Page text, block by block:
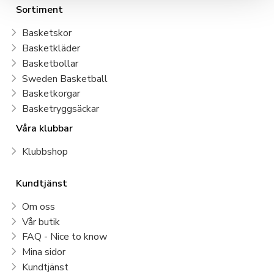
Sortiment
Basketskor
Basketkläder
Basketbollar
Sweden Basketball
Basketkorgar
Basketryggsäckar
Våra klubbar
Klubbshop
Kundtjänst
Om oss
Vår butik
FAQ - Nice to know
Mina sidor
Kundtjänst